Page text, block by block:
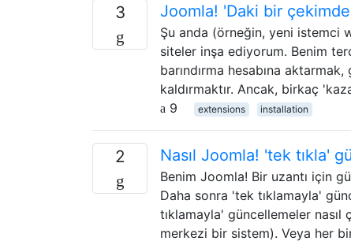
3 Joomla! 'Daki ​​bir
Şu anda (örneğin, yeni istemci
siteler inşa ediyorum. Benim
barındırma hesabına
kaldırmaktır. Ancak, birkaç
9
extensions installation
2 Nasıl Joomla! 'tek tıkla'
Benim Joomla! Bir uzantı için
Daha sonra 'tek tıklamayla'
tıklamayla' güncellemeler
merkezi bir sistem). Veya her